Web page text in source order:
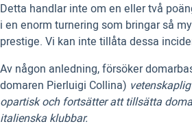
Detta handlar inte om en eller två
i en enorm turnering som bringar så
prestige. Vi kan inte tillåta dessa
Av någon anledning, försöker
domaren Pierluigi Collina)
opartisk och fortsätter att tillsätta
italienska klubbar.